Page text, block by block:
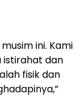
ini. Kami
istirahat dan
fisik dan